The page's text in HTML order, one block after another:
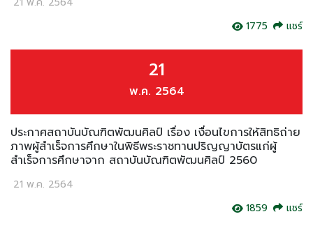
1775
แชร์
21
พ.ค. 2564
ประกาศสถาบันบัณฑิตพัฒนศิลป์ เรื่อง เงื่อนไขการให้สิทธิถ่าย
ภาพผู้สำเร็จการศึกษาในพิธีพระราชทานปริญญาบัตรแก่ผู้
สำเร็จการศึกษาจาก สถาบันบัณฑิตพัฒนศิลป์ 2560
21 พ.ค. 2564
1859
แชร์